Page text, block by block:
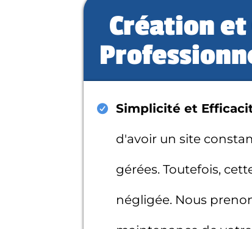
Création et
Simplicité et
d'avoir un site
gérées. Toutefois,
négligée. Nous